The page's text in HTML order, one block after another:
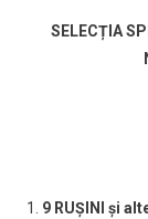
SELECȚIA
9 RUȘINI și